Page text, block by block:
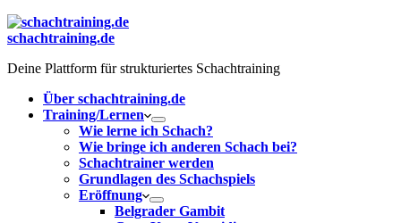
schachtraining.de
Deine Plattform für strukturiertes Schachtraining
Über schachtraining.de
Training/Lernen
Wie lerne ich Schach?
Wie bringe ich anderen Schach bei?
Schachtrainer werden
Grundlagen des Schachspiels
Eröffnung
Belgrader Gambit